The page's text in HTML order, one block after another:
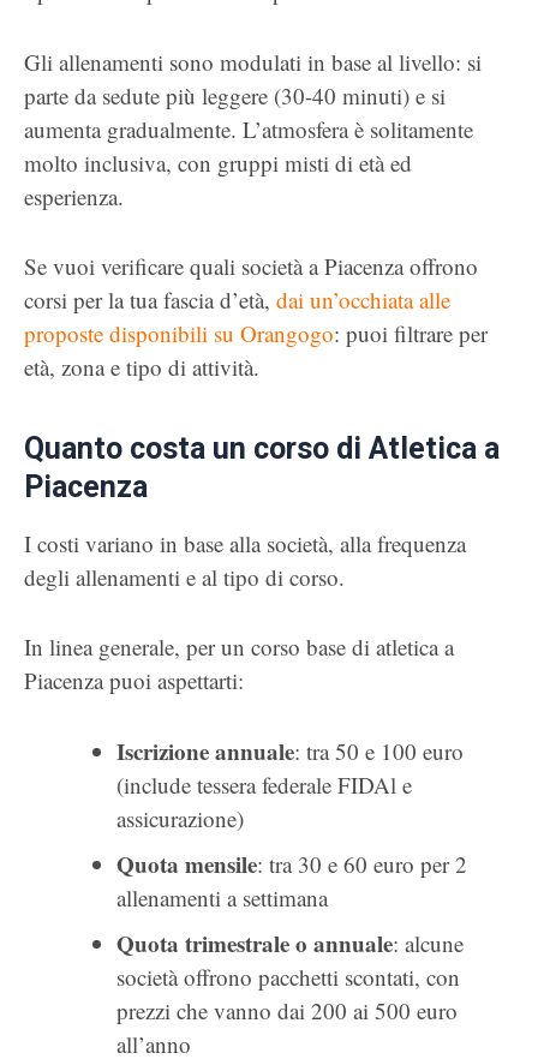
Gli allenamenti sono modulati in base al livello: si
parte da sedute più leggere (30-40 minuti) e si
aumenta gradualmente. L’atmosfera è solitamente
molto inclusiva, con gruppi misti di età ed
esperienza.
Se vuoi verificare quali società a Piacenza offrono
corsi per la tua fascia d’età, dai un’occhiata alle
proposte disponibili su Orangogo: puoi filtrare per
età, zona e tipo di attività.
Quanto costa un corso di Atletica a
Piacenza
I costi variano in base alla società, alla frequenza
degli allenamenti e al tipo di corso.
In linea generale, per un corso base di atletica a
Piacenza puoi aspettarti:
Iscrizione annuale: tra 50 e 100 euro
(include tessera federale FIDAl e
assicurazione)
Quota mensile: tra 30 e 60 euro per 2
allenamenti a settimana
Quota trimestrale o annuale: alcune
società offrono pacchetti scontati, con
prezzi che vanno dai 200 ai 500 euro
all’anno